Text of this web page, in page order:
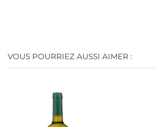
VOUS POURRIEZ AUSSI AIMER :